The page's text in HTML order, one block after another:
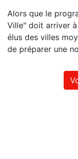
Alors que le
Ville" doit arriver
élus des villes
de préparer une